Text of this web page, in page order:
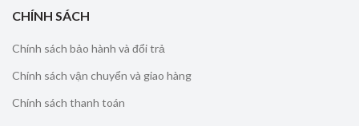
CHÍNH SÁCH
Chính sách bảo hành và đổi trả
Chính sách vận chuyển và giao hàng
Chính sách thanh toán